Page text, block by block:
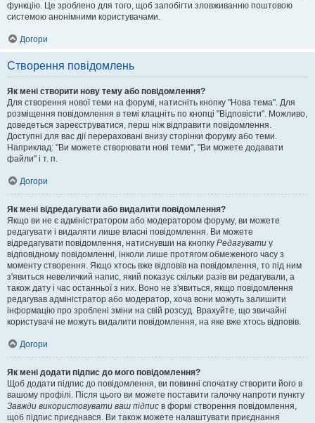
функцію. Це зроблено для того, щоб запобігти зловживанню поштовою
системою анонімними користувачами.
Догори
Створення повідомлень
Як мені створити нову тему або повідомлення?
Для створення нової теми на форумі, натисніть кнопку "Нова тема". Для
розміщення повідомлення в темі клацніть по кнопці "Відповісти". Можливо,
доведеться зареєструватися, перш ніж відправити повідомлення.
Доступні для вас дії перераховані внизу сторінки форуму або теми.
Наприклад: "Ви можете створювати нові теми", "Ви можете додавати
файли" і т. п.
Догори
Як мені відредагувати або видалити повідомлення?
Якщо ви не є адміністратором або модератором форуму, ви можете
редагувати і видаляти лише власні повідомлення. Ви можете
відредагувати повідомлення, натиснувши на кнопку Редагувати у
відповідному повідомленні, інколи лише протягом обмеженого часу з
моменту створення. Якщо хтось вже відповів на повідомлення, то під ним
з'явиться невеличкий напис, який показує скільки разів ви редагували, а
також дату і час останньої з них. Воно не з'явиться, якщо повідомлення
редагував адміністратор або модератор, хоча вони можуть залишити
інформацію про зроблені зміни на свій розсуд. Врахуйте, що звичайні
користувачі не можуть видалити повідомлення, на яке вже хтось відповів.
Догори
Як мені додати підпис до мого повідомлення?
Щоб додати підпис до повідомлення, ви повинні спочатку створити його в
вашому профілі. Після цього ви можете поставити галочку напроти пункту
Завжди використовувати ваш підпис в формі створення повідомлення,
щоб підпис приєднався. Ви також можете налаштувати приєднання